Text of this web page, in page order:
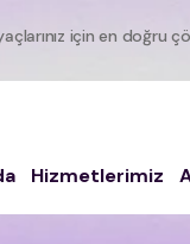
için en doğru
Hizmetlerimiz